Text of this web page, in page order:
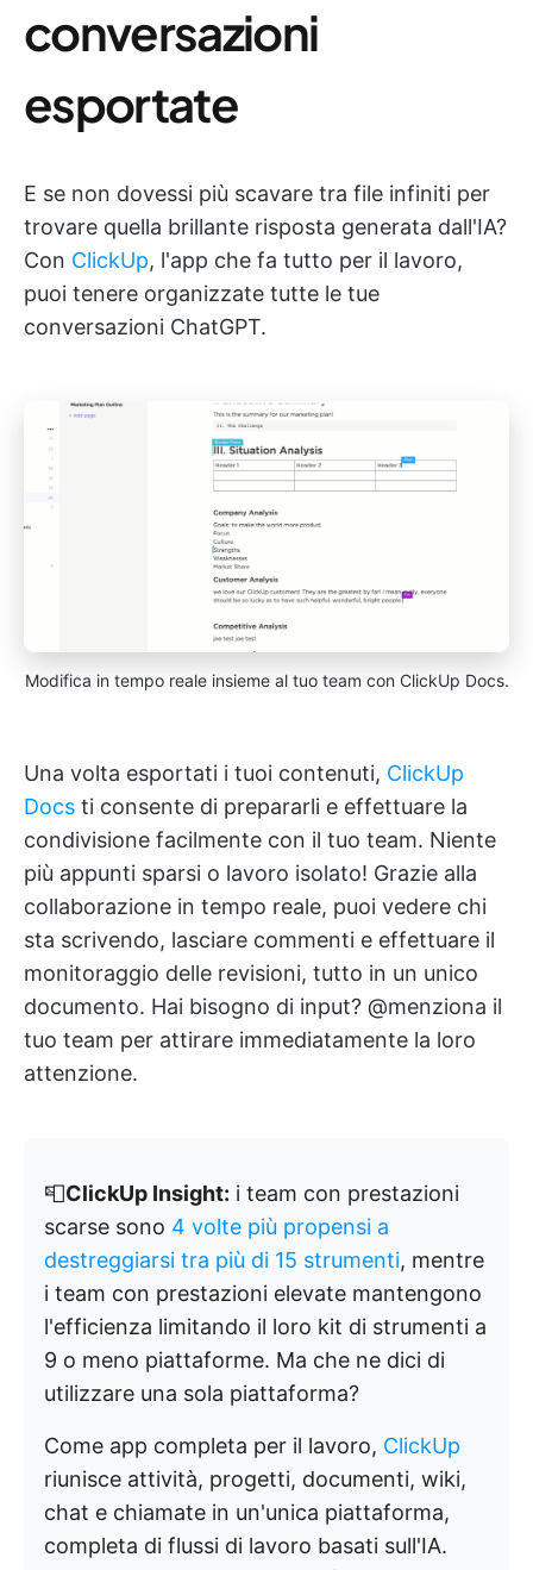
conversazioni
esportate
E se non dovessi più scavare tra file infiniti per
trovare quella brillante risposta generata dall'IA?
Con ClickUp, l'app che fa tutto per il lavoro,
puoi tenere organizzate tutte le tue
conversazioni ChatGPT.
Modifica in tempo reale insieme al tuo team con ClickUp Docs.
Una volta esportati i tuoi contenuti, ClickUp
Docs ti consente di prepararli e effettuare la
condivisione facilmente con il tuo team. Niente
più appunti sparsi o lavoro isolato! Grazie alla
collaborazione in tempo reale, puoi vedere chi
sta scrivendo, lasciare commenti e effettuare il
monitoraggio delle revisioni, tutto in un unico
documento. Hai bisogno di input? @menziona il
tuo team per attirare immediatamente la loro
attenzione.
📮ClickUp Insight: i team con prestazioni
scarse sono 4 volte più propensi a
destreggiarsi tra più di 15 strumenti, mentre
i team con prestazioni elevate mantengono
l'efficienza limitando il loro kit di strumenti a
9 o meno piattaforme. Ma che ne dici di
utilizzare una sola piattaforma?
Come app completa per il lavoro, ClickUp
riunisce attività, progetti, documenti, wiki,
chat e chiamate in un'unica piattaforma,
completa di flussi di lavoro basati sull'IA.